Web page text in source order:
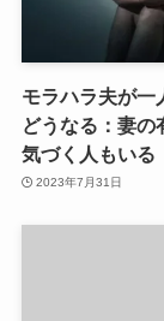
モラハラ夫が一
どうなる：妻の
気づく人もいる
2023年7月31日